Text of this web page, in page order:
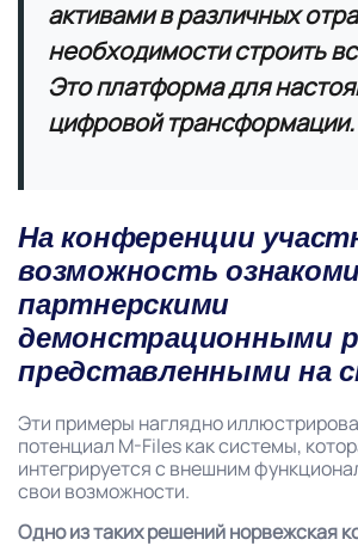
активами в различных
необходимости строить
Это платформа для
цифровой трансформации.
На конференции
возможность
партнерскими
демонстрационными
представленными на
Эти примеры наглядно
потенциал M-Files как системы,
интегрируется с внешним
свои возможности.
Одно из таких решений норвежская